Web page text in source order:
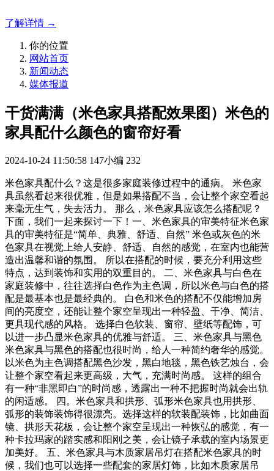
了解详情 →
你的位置
网站首页
新闻动态
媒体报道
干货满满（米色家具搭配效果图）米色的
家具配什么颜色的窗帘好看
2024-10-24 11:50:58 147小编 232
米色家具配什么？这是很多家庭装修过程中的通病。 米色家
具虽然看起来很优雅，但是如果搭配不当，会让整个家空看起
来毫无生气，失去活力。 那么，米色家具应该怎么搭配呢？
下面，我们一起来探讨一下！一、米色家具的审美特征米色家
具的审美特征是“简单、典雅、舒适、自然” 米色或灰色的米
色家具在视觉上给人安静、舒适、自然的感觉，在室内也能营
造出温馨和谐的氛围。 所以在搭配的时候，要充分利用这些
特点，达到装饰和实用的双重目的。 二、米色家具与白色在
家庭装修中，往往选择白色作为主色调，所以米色与白色的搭
配是最基本也是最经典的。 白色和米色的搭配不仅能增加房
间的亮度空，还能让整个家空呈现出一种轻盈、干净、简洁、
更具现代感的风格。 选择白色软装、窗帘、壁纸等配饰，可
以进一步凸显米色家具的优雅与舒适。 三、米色家具与黑色
米色家具与黑色的搭配也很时尚，给人一种简约奢华的感觉。
以米色为主色调搭配黑色沙发，黑白地毯，黑色铁艺烛台，会
让整个家空看起来更高级，大气，充满时尚感。 这样的组合
有一种“非黑即白”的时尚感，透露出一种不把握时尚就会出轨
的闲适感。 四。米色家具和拱形、弧形米色家具也用拱形、
弧形的装饰装饰得很漂亮。选择这样的软装配装饰，比如曲面
镜、拱形天花板，会让整个家空呈现出一种恢弘的感觉，有一
种卡拉玛家的踏实感和阳刚之美，会让镜子承载的室内场景更
加美好。 五、米色家具与木质家居吊灯在搭配米色家具的时
候，我们也可以选择一些配套的家居灯饰，比如木质家居吊